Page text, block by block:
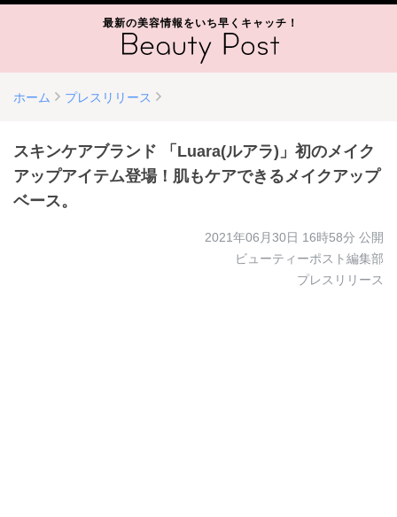
最新の美容情報をいち早くキャッチ！
ホーム プレスリリース
スキンケアブランド 「Luara(ルアラ)」初のメイク
アップアイテム登場！肌もケアできるメイクアップ
ベース。
2021年06月30日 16時58分 公開
ビューティーポスト編集部
プレスリリース